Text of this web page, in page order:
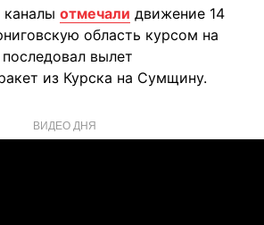
отмечали движение 14
область курсом на
вылет
из Курска на Сумщину.
ВИДЕО ДНЯ